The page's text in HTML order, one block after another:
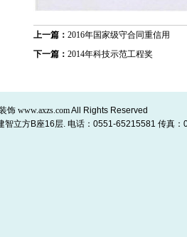
上一篇： 2016年国家级守合同重信用
下一篇： 2014年科技示范工程奖
饰 www.axzs.comAll Rights Reserved
智立方B座16层. 电话：0551-65215581 传真